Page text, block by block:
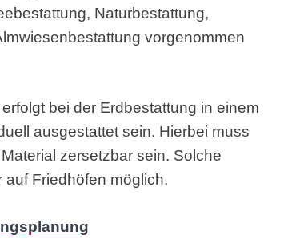
Naturbestattung,
vorgenommen
bei der Erdbestattung in einem
ausgestattet sein. Hierbei muss
zersetzbar sein. Solche
Friedhöfen möglich.